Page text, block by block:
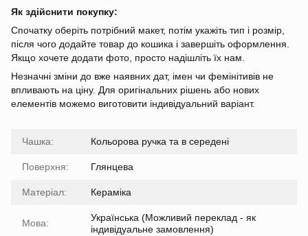
Як здійснити покупку:
Спочатку оберіть потрібний макет, потім укажіть тип і розмір,
після чого додайте товар до кошика і завершіть оформлення.
Якщо хочете додати фото, просто надішліть їх нам.
Незначні зміни до вже наявних дат, імен чи фемінітивів не
впливають на ціну. Для оригінальних рішень або нових
елементів можемо виготовити індивідуальний варіант.
Чашка: Кольорова ручка та в середені
Поверхня: Глянцева
Матеріал: Кераміка
Мова:
Українська (Можливий переклад - як
індивідуальне замовлення)